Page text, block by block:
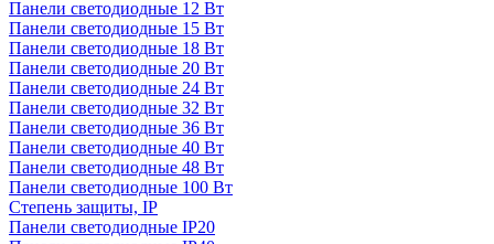
Панели светодиодные 12 Вт
Панели светодиодные 15 Вт
Панели светодиодные 18 Вт
Панели светодиодные 20 Вт
Панели светодиодные 24 Вт
Панели светодиодные 32 Вт
Панели светодиодные 36 Вт
Панели светодиодные 40 Вт
Панели светодиодные 48 Вт
Панели светодиодные 100 Вт
Степень защиты, IP
Панели светодиодные IP20